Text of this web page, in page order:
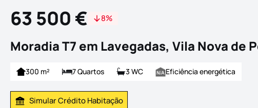
63 500 € 8%
Moradia T7 em Lavegadas, Vila Nova de
300 m² 7 Quartos 3 WC Eficiência energética
Simular Prestação
Simular Crédito Habitação